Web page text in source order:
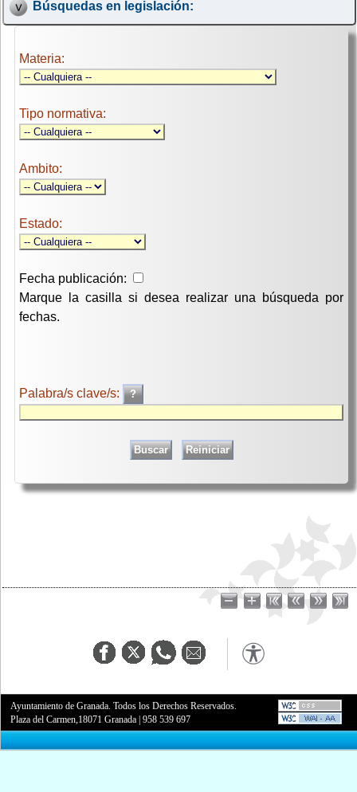
Búsquedas en legislación:
Materia:
Tipo normativa:
Ambito:
Estado:
Fecha publicación:
Marque la casilla si desea realizar una búsqueda por
fechas.
Palabra/s clave/s:
Ayuntamiento de Granada. Todos los Derechos Reservados.
Plaza del Carmen,18071 Granada |958 539 697